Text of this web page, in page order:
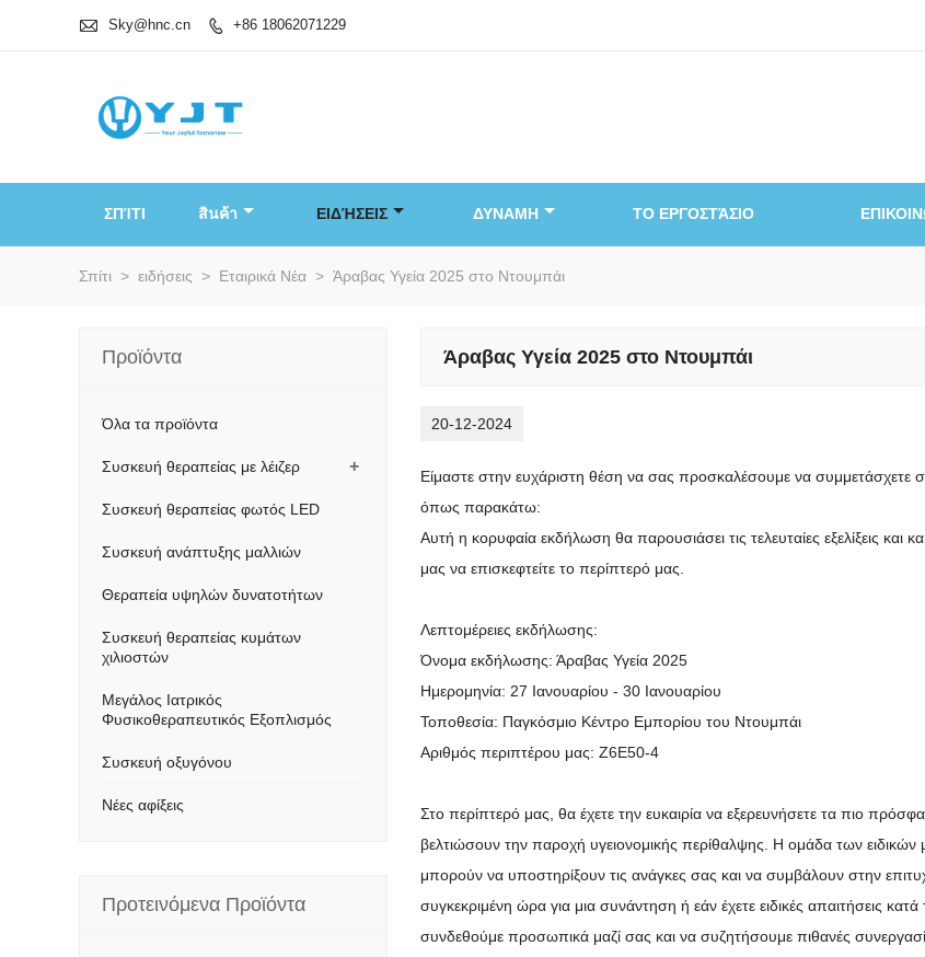
 Sky@hnc.cn  +86 18062071229
ΣΠΊΤΙ สินค้า ΕΙΔΉΣΕΙΣ ΔΥΝΑΜΗ ΤΟ ΕΡΓΟΣΤΆΣΙΟ
Σπίτι > ειδήσεις > Εταιρικά Νέα > Άραβας Υγεία 2025 στο Ντουμπάι
Άραβας Υγεία 2025 στο Ντουμπάι
20-12-2024
Είμαστε στην ευχάριστη θέση να σας προσκαλέσουμε να συμμετάσχετε
όπως παρακάτω:
Αυτή η κορυφαία εκδήλωση θα παρουσιάσει τις τελευταίες εξελίξεις και
μας να επισκεφτείτε το περίπτερό μας.
Λεπτομέρειες εκδήλωσης:
Όνομα εκδήλωσης: Άραβας Υγεία 2025
Ημερομηνία: 27 Ιανουαρίου - 30 Ιανουαρίου
Τοποθεσία: Παγκόσμιο Κέντρο Εμπορίου του Ντουμπάι
Αριθμός περιπτέρου μας: Z6E50-4
Στο περίπτερό μας, θα έχετε την ευκαιρία να εξερευνήσετε τα πιο
βελτιώσουν την παροχή υγειονομικής περίθαλψης. Η ομάδα των
μπορούν να υποστηρίξουν τις ανάγκες σας και να συμβάλουν στην
συγκεκριμένη ώρα για μια συνάντηση ή εάν έχετε ειδικές απαιτήσεις
συνδεθούμε προσωπικά μαζί σας και να συζητήσουμε πιθανές
Προϊόντα
Όλα τα προϊόντα
+
Συσκευή θεραπείας με λέιζερ
Συσκευή θεραπείας φωτός LED
Συσκευή ανάπτυξης μαλλιών
Θεραπεία υψηλών δυνατοτήτων
Συσκευή θεραπείας κυμάτων
χιλιοστών
Μεγάλος Ιατρικός
Φυσικοθεραπευτικός Εξοπλισμός
Συσκευή οξυγόνου
Νέες αφίξεις
Προτεινόμενα Προϊόντα